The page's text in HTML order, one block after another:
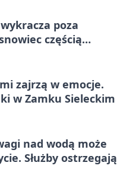
poza
częścią
zajrzą w emocje.
w Zamku Sieleckim
nad wodą może
Służby ostrzegają